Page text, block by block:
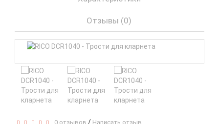
Отзывы (0)
0 отзывов / Написать отзыв